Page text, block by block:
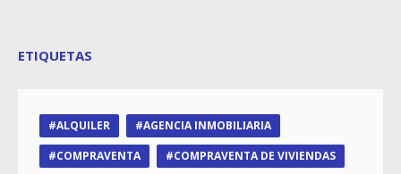
ETIQUETAS
ALQUILER
AGENCIA INMOBILIARIA
COMPRAVENTA
COMPRAVENTA DE VIVIENDAS